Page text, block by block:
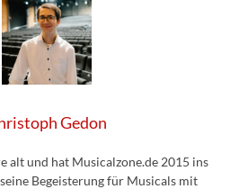
Gedon
alt und hat Musicalzone.de 2015 ins
Begeisterung für Musicals mit